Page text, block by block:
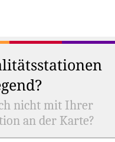
nicht mit Ihrer
an der Karte?